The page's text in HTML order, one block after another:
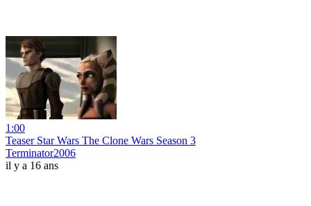
1:00
Teaser Star Wars The Clone Wars Season 3
Terminator2006
il y a 16 ans